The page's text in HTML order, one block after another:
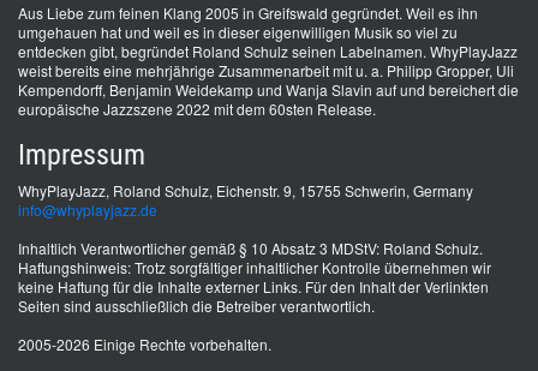
Aus Liebe zum feinen Klang 2005 in Greifswald gegründet. Weil es ihn
umgehauen hat und weil es in dieser eigenwilligen Musik so viel zu
entdecken gibt, begründet Roland Schulz seinen Labelnamen. WhyPlayJazz
weist bereits eine mehrjährige Zusammenarbeit mit u. a. Philipp Gropper, Uli
Kempendorff, Benjamin Weidekamp und Wanja Slavin auf und bereichert die
europäische Jazzszene 2022 mit dem 60sten Release.
Impressum
WhyPlayJazz, Roland Schulz, Eichenstr. 9, 15755 Schwerin, Germany
info@whyplayjazz.de
Inhaltlich Verantwortlicher gemäß § 10 Absatz 3 MDStV: Roland Schulz.
Haftungshinweis: Trotz sorgfältiger inhaltlicher Kontrolle übernehmen wir
keine Haftung für die Inhalte externer Links. Für den Inhalt der Verlinkten
Seiten sind ausschließlich die Betreiber verantwortlich.
2005-2026 Einige Rechte vorbehalten.